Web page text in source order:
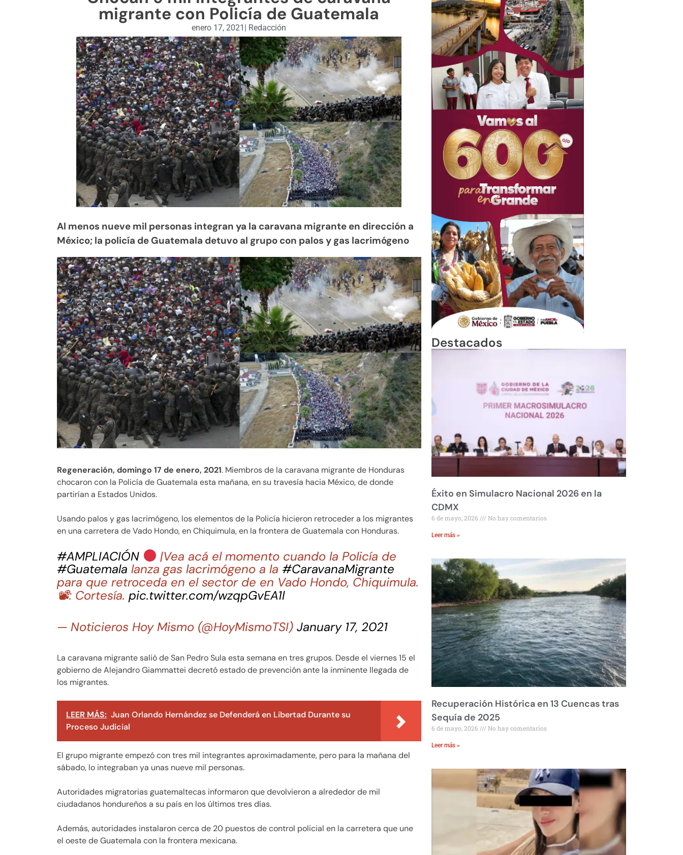
migrante con Policía de Guatemala
enero 17, 2021 Redacción
Al menos nueve mil personas integran ya la caravana migrante en dirección a
México; la policía de Guatemala detuvo al grupo con palos y gas lacrimógeno
Regeneración, domingo 17 de enero, 2021. Miembros de la caravana migrante de Honduras
chocaron con la Policía de Guatemala esta mañana, en su travesía hacia México, de donde
partirían a Estados Unidos.
Usando palos y gas lacrimógeno, los elementos de la Policía hicieron retroceder a los migrantes
en una carretera de Vado Hondo, en Chiquimula, en la frontera de Guatemala con Honduras.
#AMPLIACIÓN
|Vea acá el momento cuando la Policía de
#Guatemala lanza gas lacrimógeno a la #CaravanaMigrante
para que retroceda en el sector de en Vado Hondo, Chiquimula.
📽: Cortesía. pic.twitter.com/wzqpGvEA1l
— Noticieros Hoy Mismo (@HoyMismoTSI) January 17, 2021
La caravana migrante salió de San Pedro Sula esta semana en tres grupos. Desde el viernes 15 el
gobierno de Alejandro Giammattei decretó estado de prevención ante la inminente llegada de
los migrantes.
LEER MÁS: Juan Orlando Hernández se Defenderá en Libertad Durante su
Proceso Judicial
El grupo migrante empezó con tres mil integrantes aproximadamente, pero para la mañana del
sábado, lo integraban ya unas nueve mil personas.
Autoridades migratorias guatemaltecas informaron que devolvieron a alrededor de mil
ciudadanos hondureños a su país en los últimos tres días.
Además, autoridades instalaron cerca de 20 puestos de control policial en la carretera que une
el oeste de Guatemala con la frontera mexicana.
Destacados
Éxito en Simulacro Nacional 2026 en la
CDMX
6 de mayo, 2026 No hay comentarios
Leer más »
Recuperación Histórica en 13 Cuencas tras
Sequía de 2025
6 de mayo, 2026 No hay comentarios
Leer más »